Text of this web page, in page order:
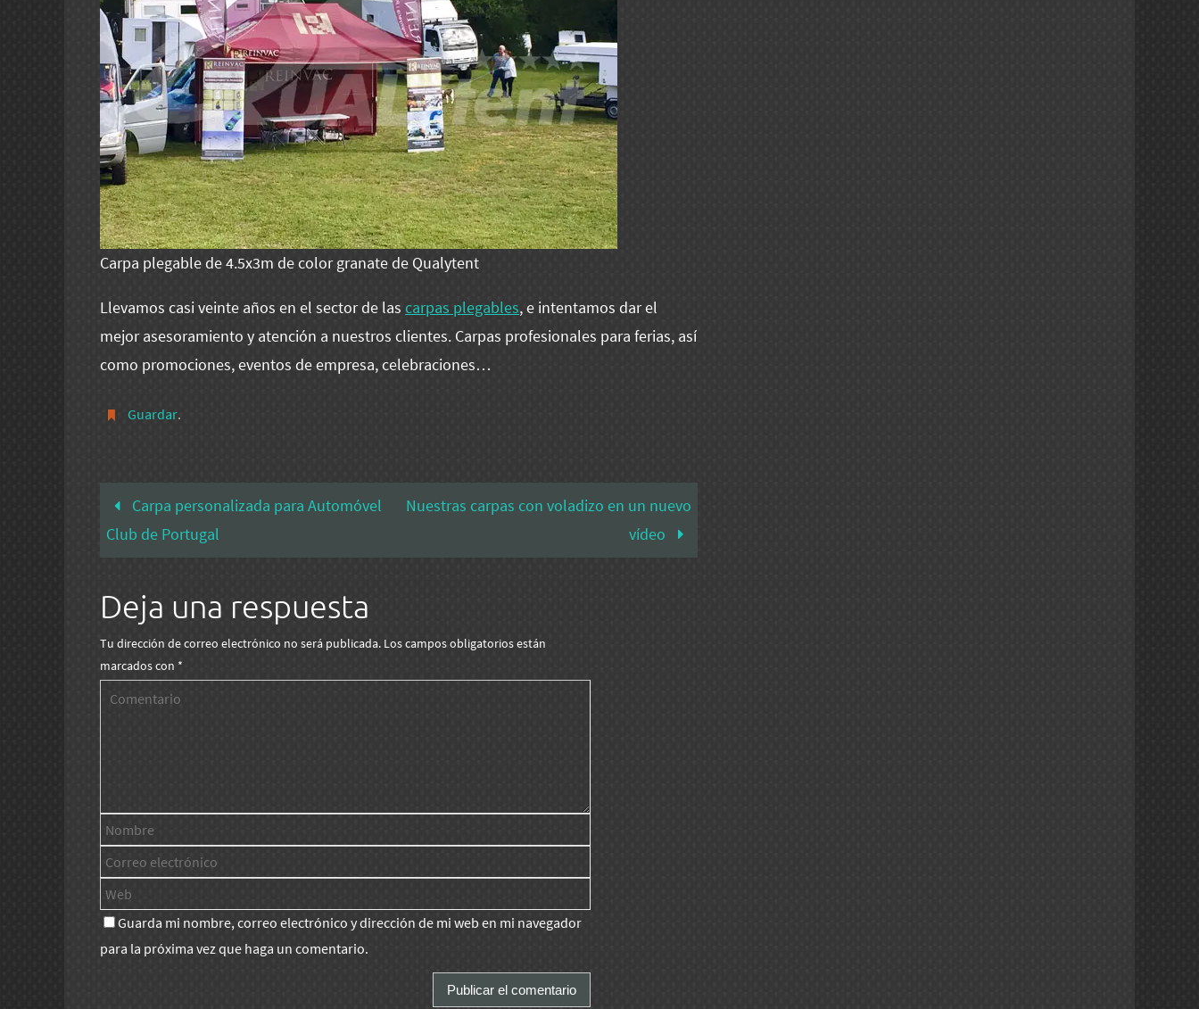
Carpa plegable de 4.5x3m de color granate de Qualytent
Llevamos casi veinte años en el sector de las carpas plegables, e intentamos dar el
mejor asesoramiento y atención a nuestros clientes. Carpas profesionales para ferias, así
como promociones, eventos de empresa, celebraciones…
Guardar.
Carpa personalizada para Automóvel
Club de Portugal
Nuestras carpas con voladizo en un nuevo
vídeo
Deja una respuesta
Tu dirección de correo electrónico no será publicada. Los campos obligatorios están
marcados con *
Guarda mi nombre, correo electrónico y dirección de mi web en mi navegador
para la próxima vez que haga un comentario.